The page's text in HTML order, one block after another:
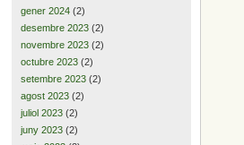
gener 2024 (2)
desembre 2023 (2)
novembre 2023 (2)
octubre 2023 (2)
setembre 2023 (2)
agost 2023 (2)
juliol 2023 (2)
juny 2023 (2)